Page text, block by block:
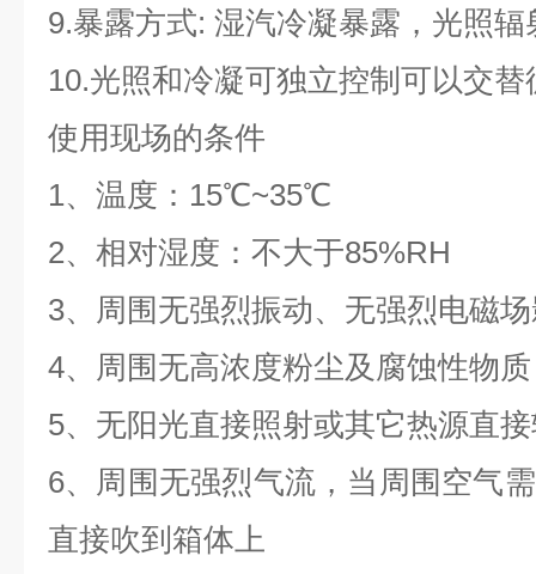
9.暴露方式: 湿汽冷凝暴露，光照辐
10.光照和冷凝可独立控制可以交
使用现场的条件
1、温度：15℃~35℃
2、相对湿度：不大于85%RH
3、周围无强烈振动、无强烈电磁
4、周围无高浓度粉尘及腐蚀性物质
5、无阳光直接照射或其它热源直
6、周围无强烈气流，当周围空气
直接吹到箱体上